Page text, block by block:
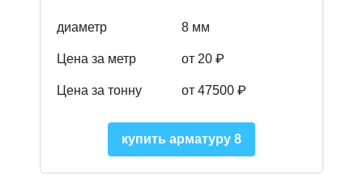
диаметр 8 мм
Цена за метр от 20 ₽
Цена за тонну от 47500 ₽
купить арматуру 8